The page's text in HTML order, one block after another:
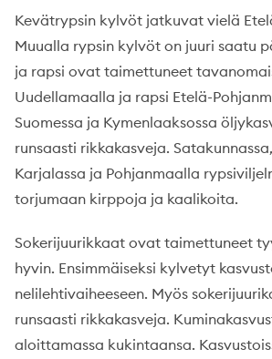
Kevätrypsin kylvöt jatkuvat vielä
Muualla rypsin kylvöt on juuri saatu
ja rapsi ovat taimettuneet
Uudellamaalla ja rapsi Etelä-
Suomessa ja Kymenlaaksossa
runsaasti rikkakasveja.
Karjalassa ja Pohjanmaalla
torjumaan kirppoja ja kaalikoita.
Sokerijuurikkaat ovat taimettuneet
hyvin. Ensimmäiseksi kylvetyt
nelilehtivaiheeseen. Myös
runsaasti rikkakasveja.
aloittamassa kukintaansa.